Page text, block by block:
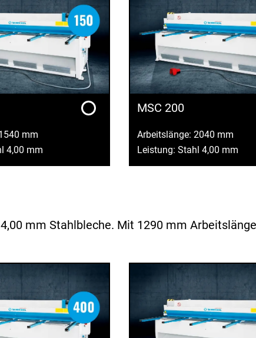
mm
4,00 mm
MSC 200
Arbeitslänge: 2040 mm
Leistung: Stahl 4,00 mm
mm Stahlbleche. Mit 1290 mm